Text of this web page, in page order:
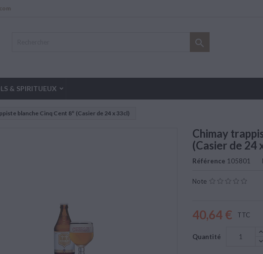

& SPIRITUEUX
blanche Cinq Cent 8° (Casier de 24 x 33cl)
Chimay
(Casier de 24
Référence 105801
Note
40,64 € TTC
Quantité